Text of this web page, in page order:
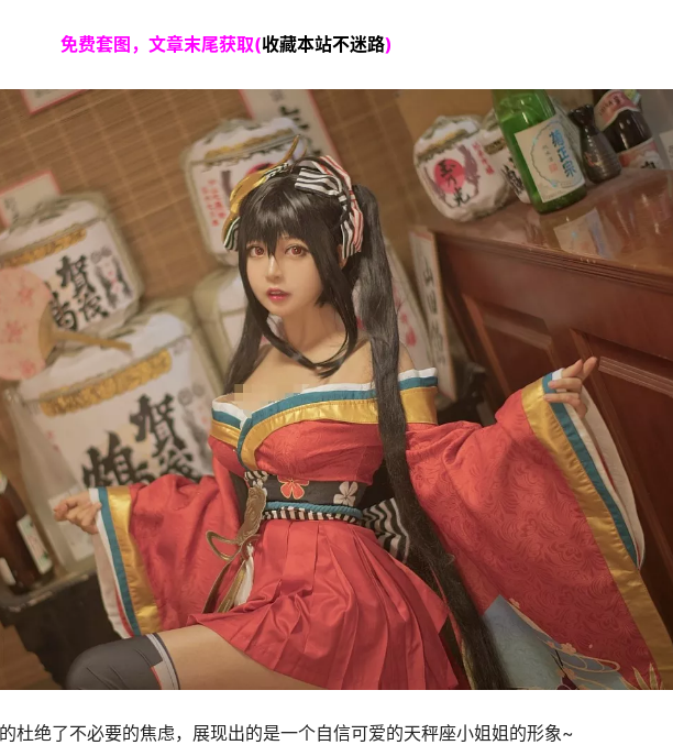
免费套图，文章末尾获取(收藏本站不迷路)
杜绝了不必要的焦虑，展现出的是一个自信可爱的天秤座小姐姐的形象~